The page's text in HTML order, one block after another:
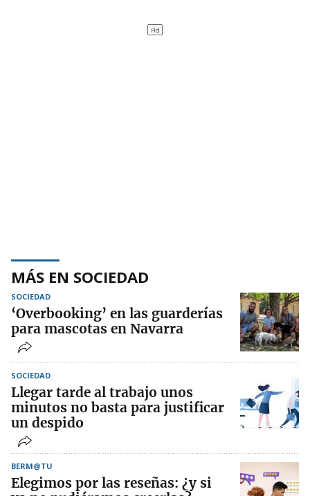
MÁS EN SOCIEDAD
SOCIEDAD
‘Overbooking’ en las guarderías
para mascotas en Navarra
SOCIEDAD
Llegar tarde al trabajo unos
minutos no basta para justificar
un despido
BERM@TU
Elegimos por las reseñas: ¿y si